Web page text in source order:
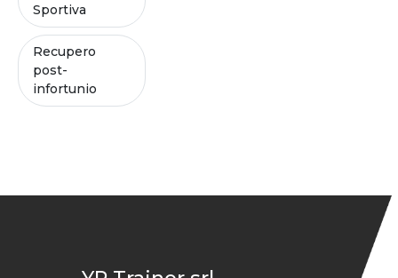
Sportiva
Recupero
post-
infortunio